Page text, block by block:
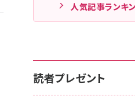
人気記事ランキ
読者プレゼント